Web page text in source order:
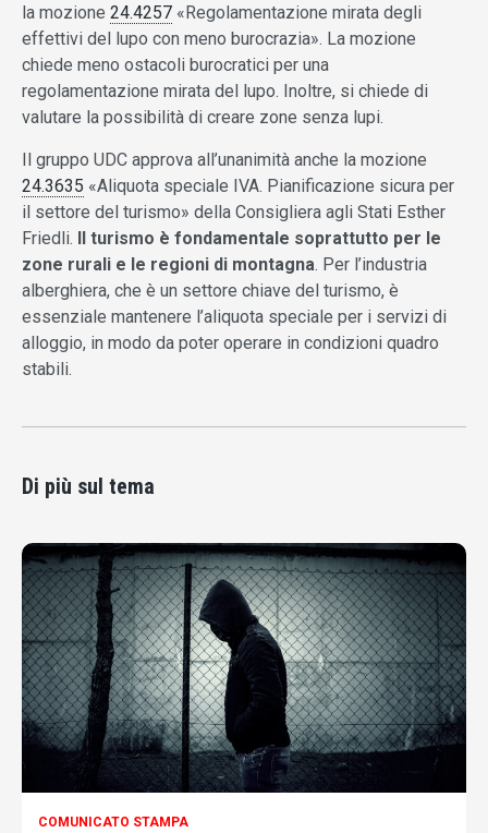
la mozione 24.4257 «Regolamentazione mirata degli
effettivi del lupo con meno burocrazia». La mozione
chiede meno ostacoli burocratici per una
regolamentazione mirata del lupo. Inoltre, si chiede di
valutare la possibilità di creare zone senza lupi.
Il gruppo UDC approva all’unanimità anche la mozione
24.3635 «Aliquota speciale IVA. Pianificazione sicura per
il settore del turismo» della Consigliera agli Stati Esther
Friedli. Il turismo è fondamentale soprattutto per le
zone rurali e le regioni di montagna. Per l’industria
alberghiera, che è un settore chiave del turismo, è
essenziale mantenere l’aliquota speciale per i servizi di
alloggio, in modo da poter operare in condizioni quadro
stabili.
Di più sul tema
COMUNICATO STAMPA